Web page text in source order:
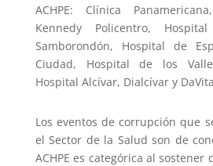
ACHPE: Clínica
Kennedy Policentro,
Samborondón, Hospital de
Ciudad, Hospital de los
Hospital Alcívar, Dialcívar y
Los eventos de corrupción que
el Sector de la Salud son de
ACHPE es categórica al sostener